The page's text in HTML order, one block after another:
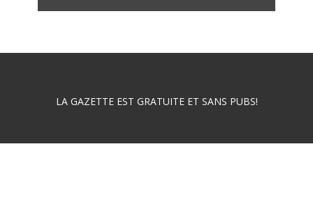
LA GAZETTE EST GRATUITE ET SANS PUBS!